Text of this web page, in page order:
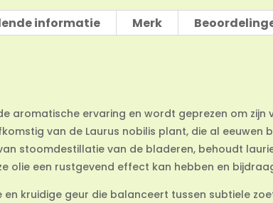
informatie Merk
aromatische ervaring en wordt geprezen om
van de Laurus nobilis plant, die al eeuwen
stoomdestillatie van de bladeren, behoudt
olie een rustgevend effect kan hebben en
en kruidige geur die balanceert tussen subtiele